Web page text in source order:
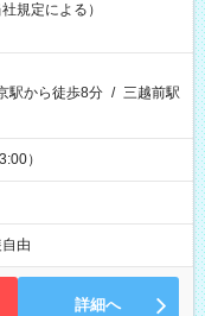
規定による）
駅から徒歩8分 / 三越前駅
）
由
詳細へ